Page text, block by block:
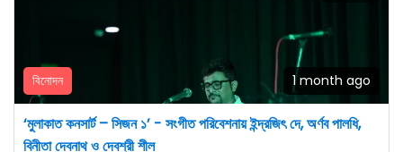
বিনোদন 1 month ago
‘মুলাকাত কনসার্ট – সিজন ১’ - সংগীত পরিবেশনায় ইন্দ্রজিৎ দে, অর্ণব পালধি,
বিনীতা দেবনাথ ও দেবশ্রী শীল